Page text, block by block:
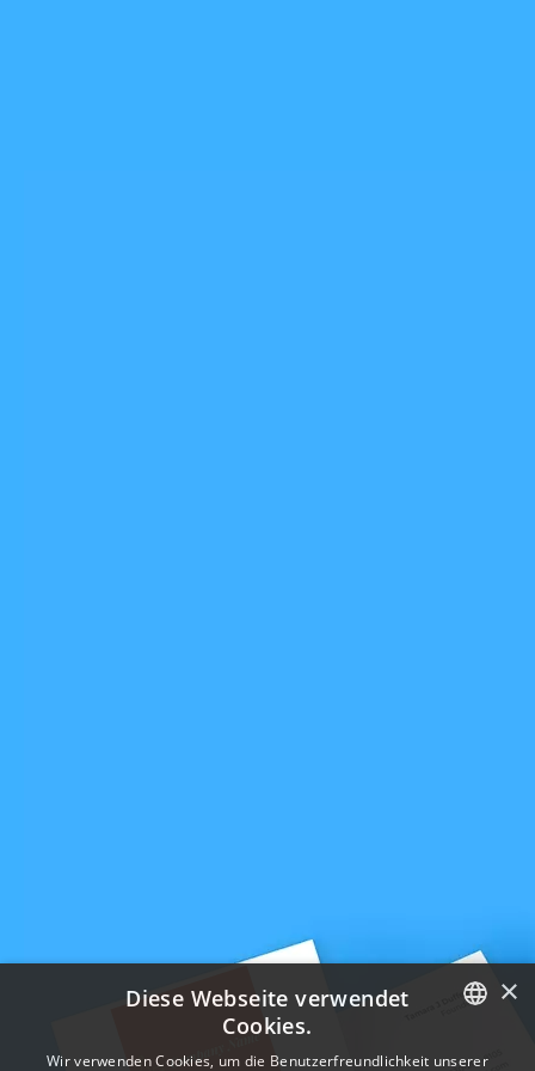
ENGLISH
×
Diese Webseite verwendet
Cookies.
Wir verwenden Cookies, um die Benutzerfreundlichkeit unserer